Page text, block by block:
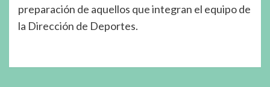
preparación de aquellos que integran el equipo de
la Dirección de Deportes.